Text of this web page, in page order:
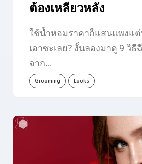
ต้องเหลียวหลัง
ใช้น้ำหอมราคาก็แสนแพงแ
เอาซะเลย? งั้นลองมาดู 9 วิ
จาก…
Grooming Looks